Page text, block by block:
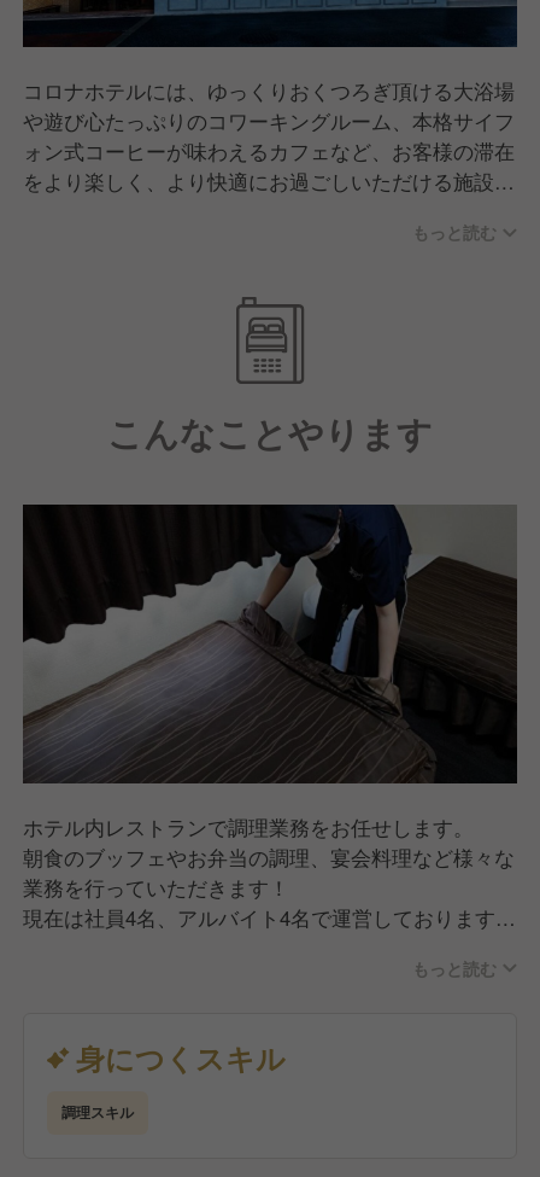
コロナホテルには、ゆっくりおくつろぎ頂ける大浴場
や遊び心たっぷりのコワーキングルーム、本格サイフ
ォン式コーヒーが味わえるカフェなど、お客様の滞在
をより楽しく、より快適にお過ごしいただける施設と
もっと読む
こんなことやります
ホテル内レストランで調理業務をお任せします。
朝食のブッフェやお弁当の調理、宴会料理など様々な
業務を行っていただきます！
現在は社員4名、アルバイト4名で運営しております。
もっと読む
身につくスキル
調理スキル